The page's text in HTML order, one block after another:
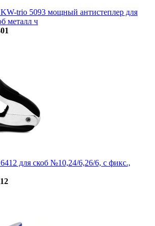
trio 5093 мощный антистеплер для
металл ч
для скоб №10,24/6,26/6, с фикс.,